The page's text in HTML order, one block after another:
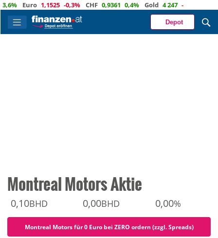
Euro 1,1525 -0,3% CHF 0,9361 0,4% Gold 4 247 -
Depot
Montreal Motors Aktie
0,10BHD 0,00BHD 0,00%
Montreal Motors für 0 Euro bei ZERO ordern (zzgl. Spreads)